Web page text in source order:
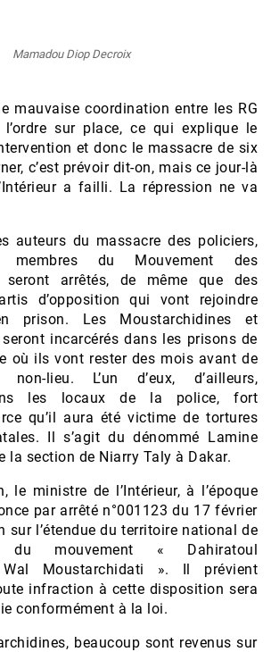
Mamadou Diop Decroix
mauvaise coordination entre les RG
sur place, ce qui explique le
et donc le massacre de six
c’est prévoir dit-on, mais ce jour-là
a failli. La répression ne va
auteurs du massacre des policiers,
du Mouvement des
seront arrêtés, de même que des
d’opposition qui vont rejoindre
prison. Les Moustarchidines et
incarcérés dans les prisons de
où ils vont rester des mois avant de
non-lieu. L’un d’eux, d’ailleurs,
les locaux de la police, fort
qu’il aura été victime de tortures
Il s’agit du dénommé Lamine
la section de Niarry Taly à Dakar.
le ministre de l’Intérieur, à l’époque
par arrêté n°001123 du 17 février
sur l’étendue du territoire national de
du mouvement « Dahiratoul
Wal Moustarchidati ». Il prévient
infraction à cette disposition sera
conformément à la loi.
beaucoup sont revenus sur